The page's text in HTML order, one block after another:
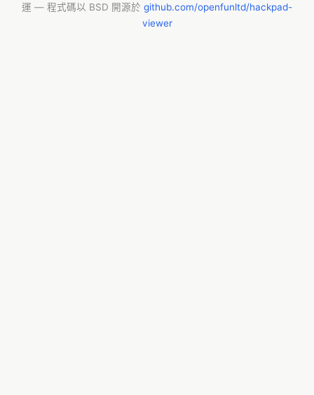
Bob Chen
運 — 程式碼以 BSD 開源於 github.com/openfunltd/hackpad-
viewer